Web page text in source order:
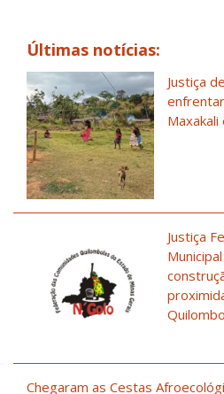
Últimas notícias:
Justiça
Justiça
Chegaram as Cestas